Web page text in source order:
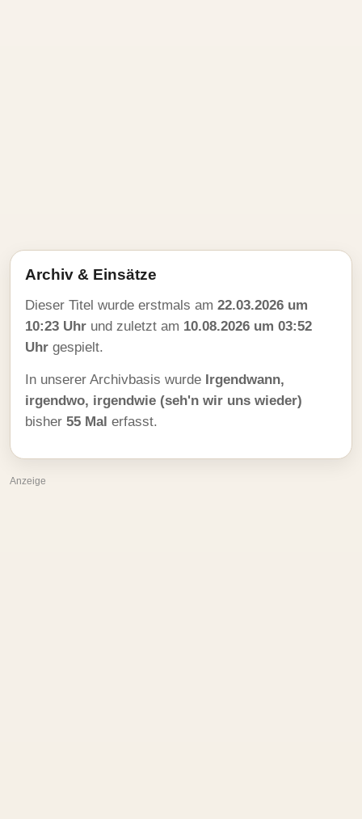
Archiv & Einsätze
Dieser Titel wurde erstmals am 22.03.2026 um
10:23 Uhr und zuletzt am 10.08.2026 um 03:52
Uhr gespielt.
In unserer Archivbasis wurde Irgendwann,
irgendwo, irgendwie (seh'n wir uns wieder)
bisher 55 Mal erfasst.
Anzeige